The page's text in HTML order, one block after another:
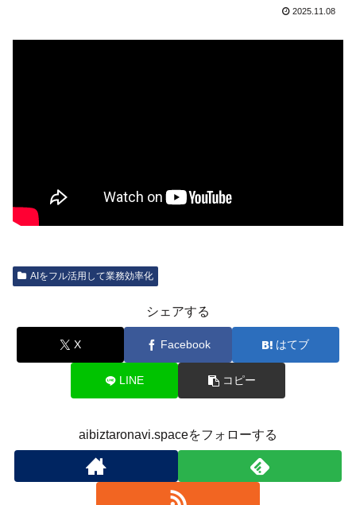
2025.11.08
AIをフル活用して業務効率化
シェアする
X Facebook はてブ
LINE コピー
aibiztaronavi.spaceをフォローする